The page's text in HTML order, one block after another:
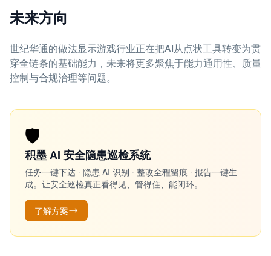
未来方向
世纪华通的做法显示游戏行业正在把AI从点状工具转变为贯
穿全链条的基础能力，未来将更多聚焦于能力通用性、质量
控制与合规治理等问题。
🛡️
积墨 AI 安全隐患巡检系统
任务一键下达 · 隐患 AI 识别 · 整改全程留痕 · 报告一键生
成。让安全巡检真正看得见、管得住、能闭环。
了解方案